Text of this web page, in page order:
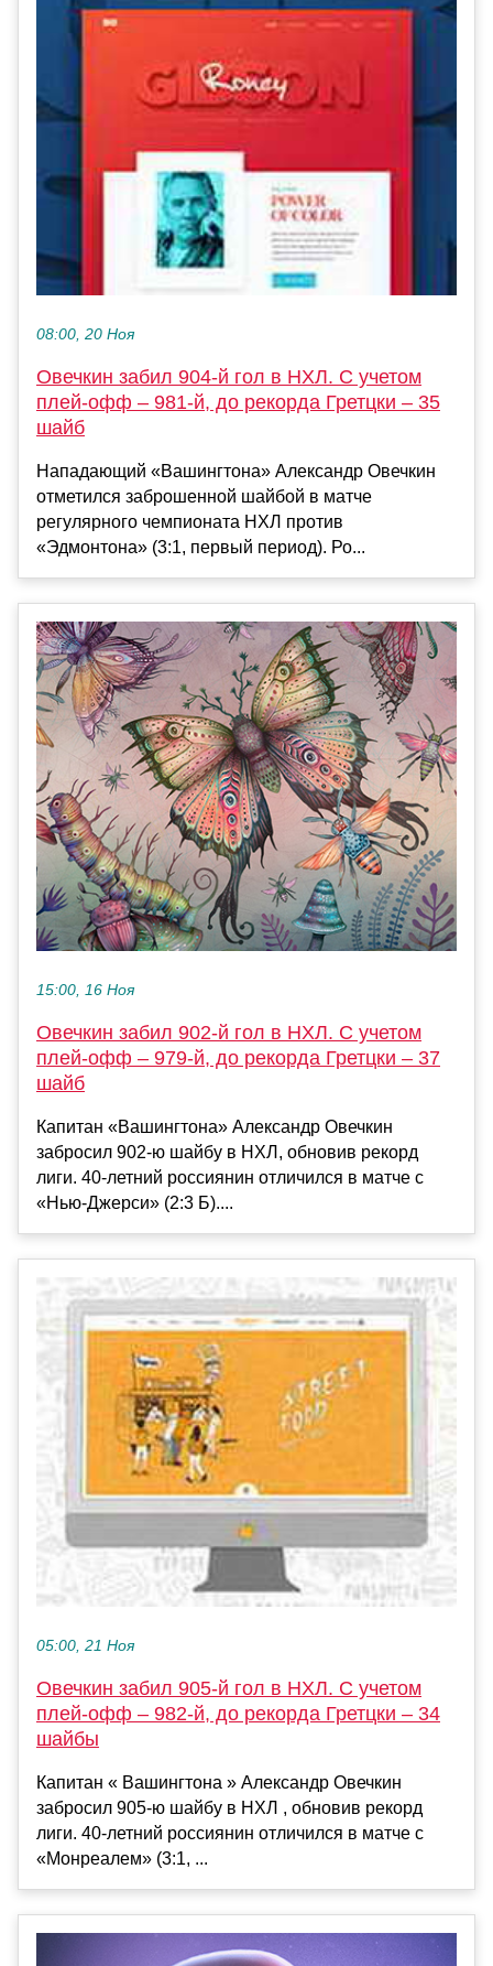
08:00, 20 Ноя
Овечкин забил 904-й гол в НХЛ. С учетом
плей-офф – 981-й, до рекорда Гретцки – 35
шайб
Нападающий «Вашингтона» Александр Овечкин
отметился заброшенной шайбой в матче
регулярного чемпионата НХЛ против
«Эдмонтона» (3:1, первый период). Ро...
15:00, 16 Ноя
Овечкин забил 902-й гол в НХЛ. С учетом
плей-офф – 979-й, до рекорда Гретцки – 37
шайб
Капитан «Вашингтона» Александр Овечкин
забросил 902-ю шайбу в НХЛ, обновив рекорд
лиги. 40-летний россиянин отличился в матче с
«Нью-Джерси» (2:3 Б)....
05:00, 21 Ноя
Овечкин забил 905-й гол в НХЛ. С учетом
плей-офф – 982-й, до рекорда Гретцки – 34
шайбы
Капитан « Вашингтона » Александр Овечкин
забросил 905-ю шайбу в НХЛ , обновив рекорд
лиги. 40-летний россиянин отличился в матче с
«Монреалем» (3:1, ...